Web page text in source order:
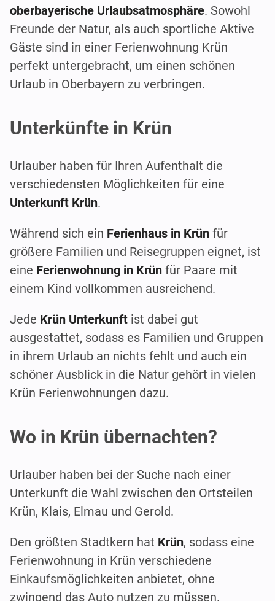
oberbayerische Urlaubsatmosphäre. Sowohl
Freunde der Natur, als auch sportliche Aktive
Gäste sind in einer Ferienwohnung Krün
perfekt untergebracht, um einen schönen
Urlaub in Oberbayern zu verbringen.
Unterkünfte in Krün
Urlauber haben für Ihren Aufenthalt die
verschiedensten Möglichkeiten für eine
Unterkunft Krün.
Während sich ein Ferienhaus in Krün für
größere Familien und Reisegruppen eignet, ist
eine Ferienwohnung in Krün für Paare mit
einem Kind vollkommen ausreichend.
Jede Krün Unterkunft ist dabei gut
ausgestattet, sodass es Familien und Gruppen
in ihrem Urlaub an nichts fehlt und auch ein
schöner Ausblick in die Natur gehört in vielen
Krün Ferienwohnungen dazu.
Wo in Krün übernachten?
Urlauber haben bei der Suche nach einer
Unterkunft die Wahl zwischen den Ortsteilen
Krün, Klais, Elmau und Gerold.
Den größten Stadtkern hat Krün, sodass eine
Ferienwohnung in Krün verschiedene
Einkaufsmöglichkeiten anbietet, ohne
zwingend das Auto nutzen zu müssen.